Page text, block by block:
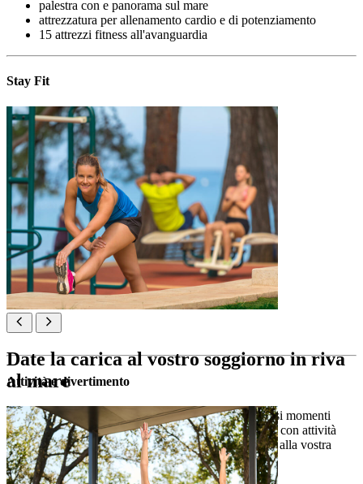
palestra con e panorama sul mare
attrezzatura per allenamento cardio e di potenziamento
15 attrezzi fitness all'avanguardia
Stay Fit
Date la carica al vostro soggiorno in riva
al mare
Respirate la fresca brezza marina e condividete gioiosi momenti
insieme. Immergetevi nel nostro programma Stay Fit, con attività
individuali o di gruppo, per dare una carica di vitalità alla vostra
vacanza.
Attività e divertimento